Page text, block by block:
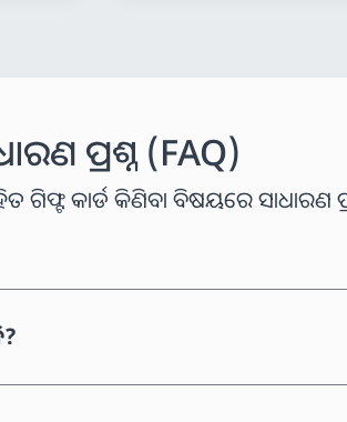
ପ୍ରଶ୍ନ (FAQ)
ଗିଫ୍ଟ କାର୍ଡ କିଣିବା ବିଷୟରେ ସାଧାରଣ